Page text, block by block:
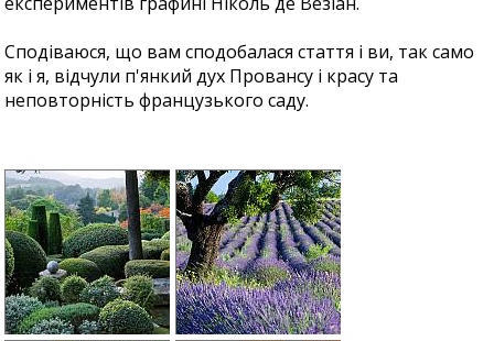
Сподіваюся, що вам сподобалася стаття і ви, так само
як і я, відчули п'янкий дух Провансу і красу та
неповторність французького саду.